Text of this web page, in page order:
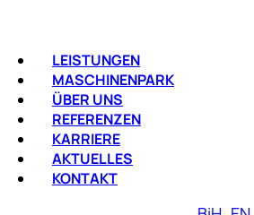
LEISTUNGEN
MASCHINENPARK
ÜBER UNS
REFERENZEN
KARRIERE
AKTUELLES
KONTAKT